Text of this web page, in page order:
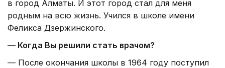
в город Алматы. И этот город стал для меня
родным на всю жизнь. Учился в школе имени
Феликса Дзержинского.
— Когда Вы решили стать врачом?
— После окончания школы в 1964 году поступил